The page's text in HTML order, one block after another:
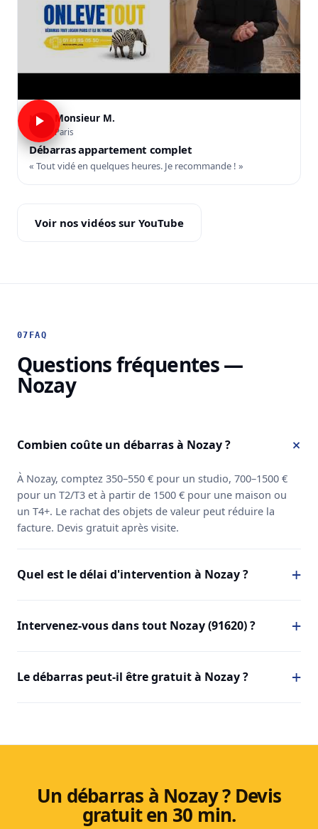
M Monsieur M.
Paris
Débarras appartement complet
« Tout vidé en quelques heures. Je recommande ! »
Voir nos vidéos sur YouTube
07 FAQ
Questions fréquentes —
Nozay
Combien coûte un débarras à Nozay ?
À Nozay, comptez 350–550 € pour un studio, 700–1500 €
pour un T2/T3 et à partir de 1500 € pour une maison ou
un T4+. Le rachat des objets de valeur peut réduire la
facture. Devis gratuit après visite.
Quel est le délai d'intervention à Nozay ?
Intervenez-vous dans tout Nozay (91620) ?
Le débarras peut-il être gratuit à Nozay ?
Un débarras à Nozay ? Devis
gratuit en 30 min.